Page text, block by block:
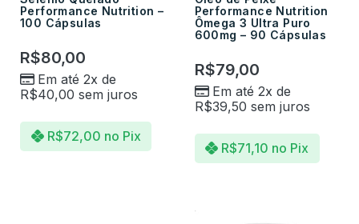
Performance Nutrition –
100 Cápsulas
R$80,00
Em até 2x de
R$40,00 sem juros
R$72,00 no Pix
Performance Nutrition
Ômega 3 Ultra Puro
600mg – 90 Cápsulas
R$79,00
Em até 2x de
R$39,50 sem juros
R$71,10 no Pix